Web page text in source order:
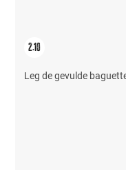
Leg de gevulde